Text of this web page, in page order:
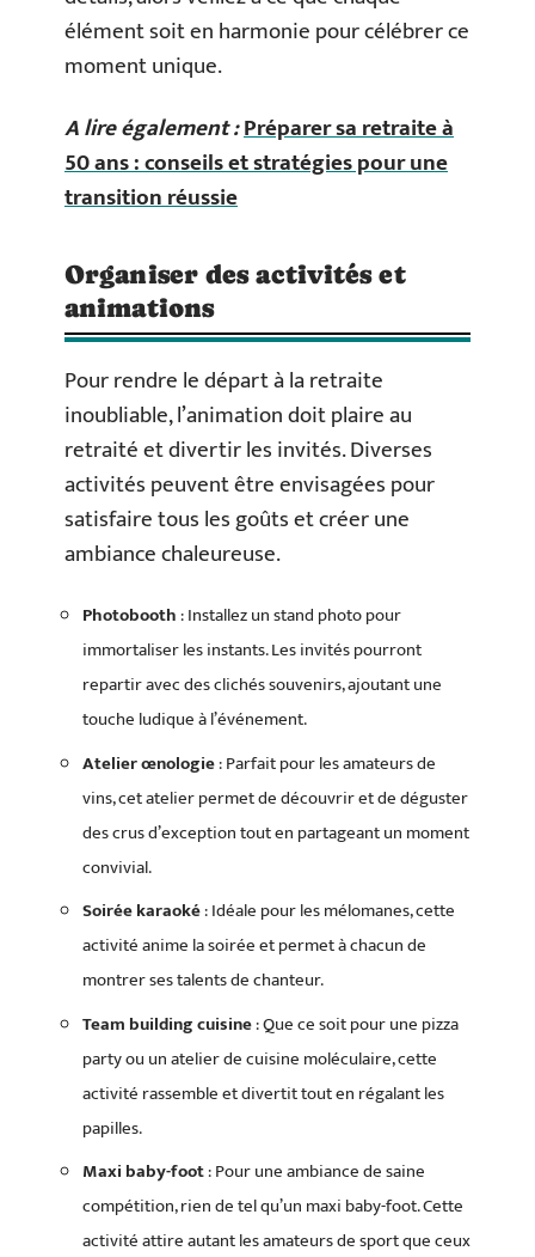
élément soit en harmonie pour célébrer ce
moment unique.
A lire également :Préparer sa retraite à
50 ans : conseils et stratégies pour une
transition réussie
Organiser des activités et
animations
Pour rendre le départ à la retraite
inoubliable, l’animation doit plaire au
retraité et divertir les invités. Diverses
activités peuvent être envisagées pour
satisfaire tous les goûts et créer une
ambiance chaleureuse.
Photobooth: Installez un stand photo pour
immortaliser les instants. Les invités pourront
repartir avec des clichés souvenirs, ajoutant une
touche ludique à l’événement.
Atelier œnologie: Parfait pour les amateurs de
vins, cet atelier permet de découvrir et de déguster
des crus d’exception tout en partageant un moment
convivial.
Soirée karaoké: Idéale pour les mélomanes, cette
activité anime la soirée et permet à chacun de
montrer ses talents de chanteur.
Team building cuisine: Que ce soit pour une pizza
party ou un atelier de cuisine moléculaire, cette
activité rassemble et divertit tout en régalant les
papilles.
Maxi baby-foot: Pour une ambiance de saine
compétition, rien de tel qu’un maxi baby-foot. Cette
activité attire autant les amateurs de sport que ceux